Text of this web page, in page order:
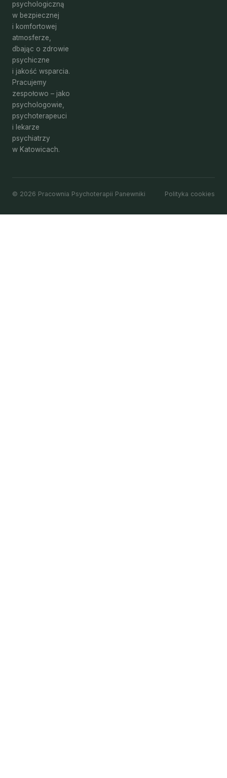
psychologiczną
w bezpiecznej
i komfortowej
atmosferze,
dbając o zdrowie
psychiczne
i jakość wsparcia.
Pracujemy
zespołowo – jako
psychologowie,
psychoterapeuci
i lekarze
psychiatrzy
w Katowicach.
© 2026 Pracownia Psychoterapii Panewniki Polityka cookies